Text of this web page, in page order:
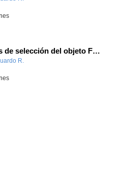
1.1. Formas de selección del objeto Form 1.
R.